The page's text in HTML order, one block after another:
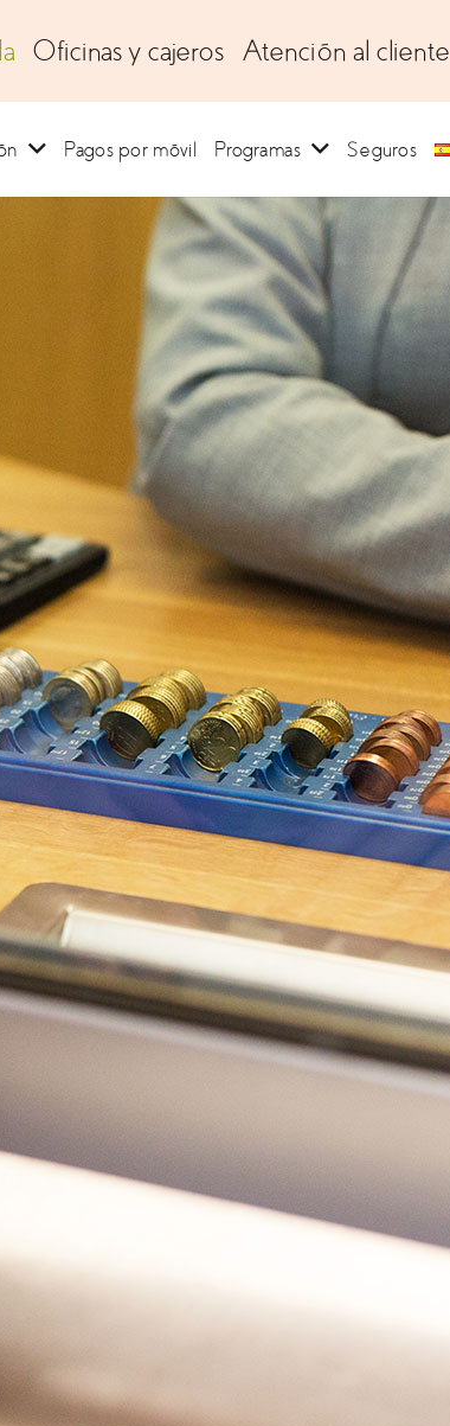
Oficinas y cajeros Atención al cliente
Pagos por móvil Programas Seguros